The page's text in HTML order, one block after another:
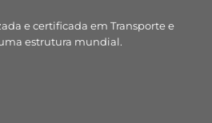
e certificada em Transporte e
estrutura mundial.